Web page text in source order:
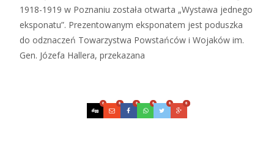
1918-1919 w Poznaniu została otwarta „Wystawa jednego
eksponatu”. Prezentowanym eksponatem jest poduszka
do odznaczeń Towarzystwa Powstańców i Wojaków im.
Gen. Józefa Hallera, przekazana
0 0 0 0 0 0